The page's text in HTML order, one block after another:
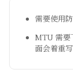
需要使用
MTU 需要
面会着重写